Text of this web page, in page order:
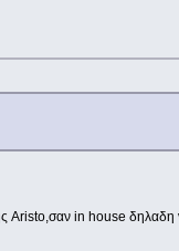
Aristo,σαν in house δηλαδη